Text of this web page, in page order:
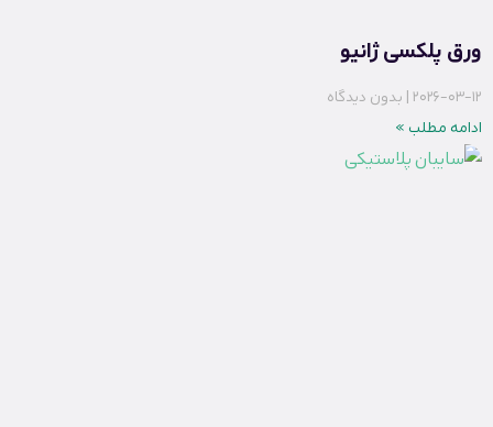
ورق پلکسی ژانیو
2026-03-12 بدون دیدگاه
ادامه مطلب »